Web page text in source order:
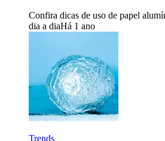
Confira dicas de uso de papel
dia a diaHá 1 ano
Trends